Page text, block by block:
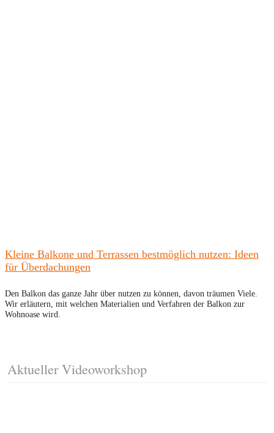
Kleine Balkone und Terrassen bestmöglich nutzen: Ideen
für Überdachungen
Den Balkon das ganze Jahr über nutzen zu können, davon träumen Viele.
Wir erläutern, mit welchen Materialien und Verfahren der Balkon zur
Wohnoase wird.
Aktueller Videoworkshop